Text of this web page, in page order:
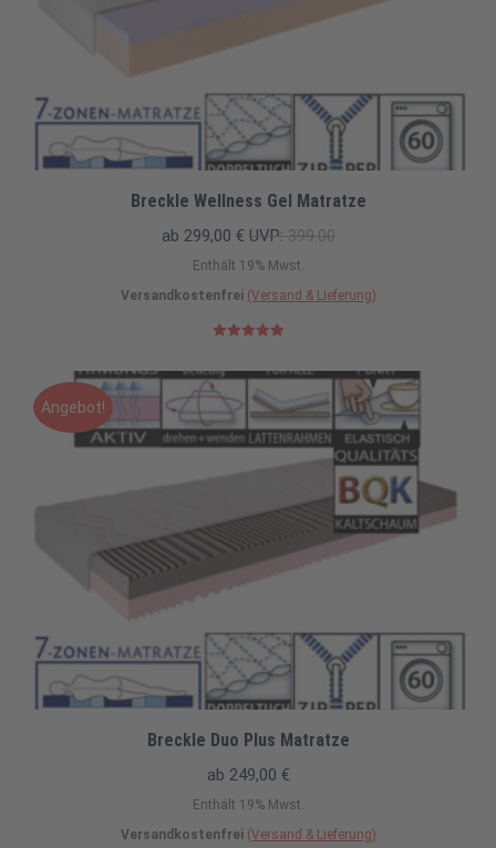
Breckle Wellness Gel Matratze
ab 299,00 € UVP:399.00
Enthält 19% Mwst.
Versandkostenfrei (Versand & Lieferung)
Angebot!
Breckle Duo Plus Matratze
ab 249,00 €
Enthält 19% Mwst.
Versandkostenfrei (Versand & Lieferung)